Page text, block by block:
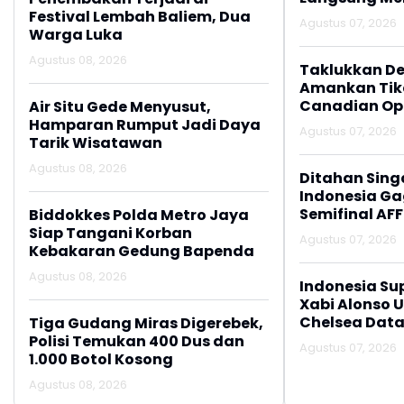
Festival Lembah Baliem, Dua
Warga Luka
Agustus 08, 2026
Air Situ Gede Menyusut,
Hamparan Rumput Jadi Daya
Tarik Wisatawan
Agustus 08, 2026
Biddokkes Polda Metro Jaya
Siap Tangani Korban
Kebakaran Gedung Bapenda
Agustus 08, 2026
Tiga Gudang Miras Digerebek,
Polisi Temukan 400 Dus dan
1.000 Botol Kosong
Agustus 08, 2026
Agustus 07, 2026
Taklukkan
Amankan
Canadian
Agustus 07, 2026
Ditahan
Indonesia
Semifinal
Agustus 07, 2026
Indonesia
Xabi Alonso
Chelsea
Agustus 07, 2026